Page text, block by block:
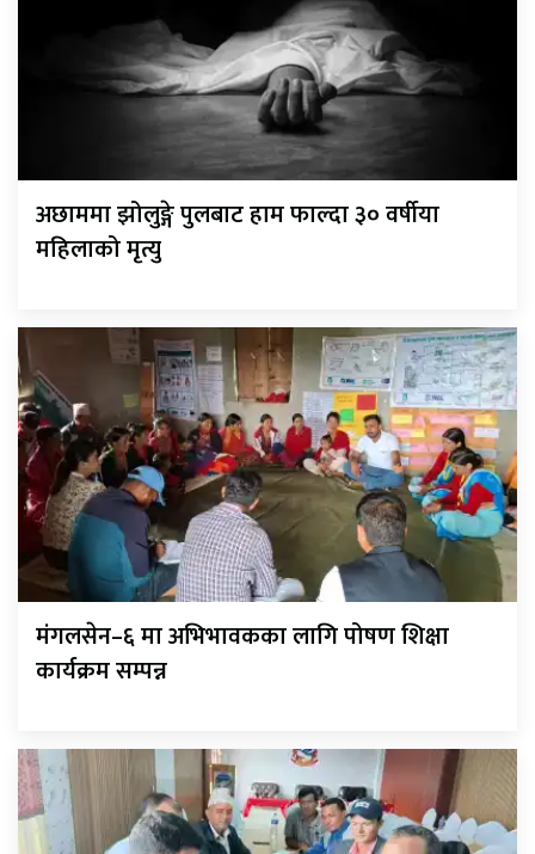
अछाममा झोलुङ्गे पुलबाट हाम फाल्दा ३० वर्षीया
महिलाको मृत्यु
मंगलसेन–६ मा अभिभावकका लागि पोषण शिक्षा
कार्यक्रम सम्पन्न